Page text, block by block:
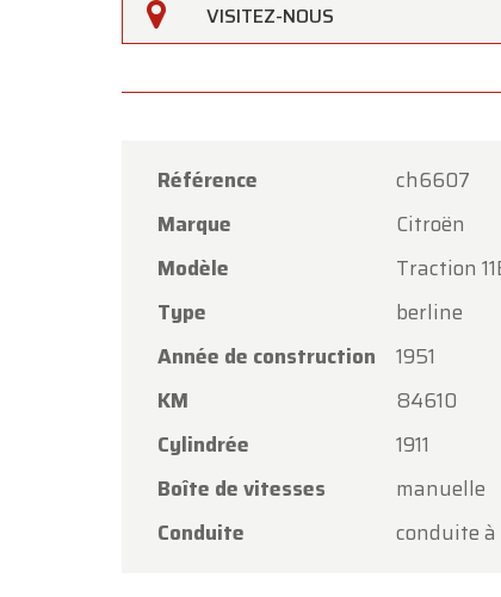
VISITEZ-NOUS
Référence
ch6607
Marque
Citroën
Modèle
Traction
Type
berline
Année de construction
1951
KM
84610
Cylindrée
1911
Boîte de vitesses
manuelle
Conduite
conduite
Le